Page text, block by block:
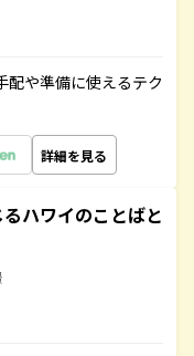
配や準備に使えるテク
詳細を見る
ハワイのことばと